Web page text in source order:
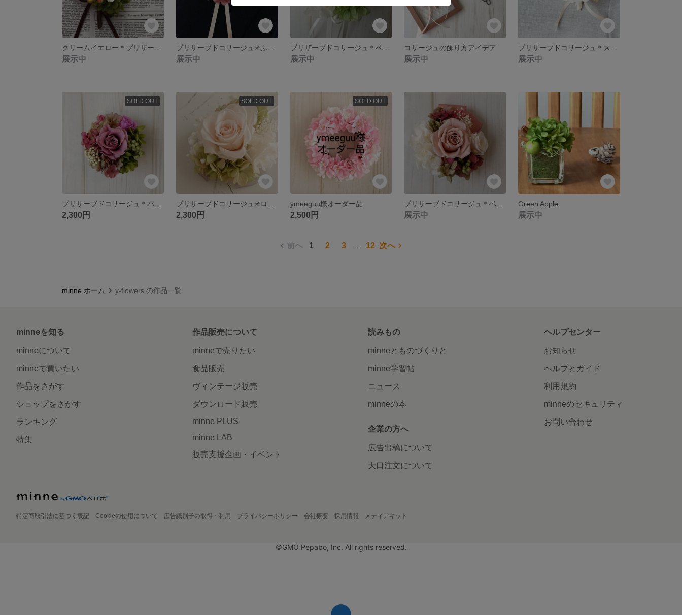
展示中 展示中
プリザーブドコサージュ＊ペールオレンジ
展示中
コサージュの飾り方アイデア
展示中 展示中
SOLD OUT
2,300円
SOLD OUT
2,300円
SOLD OUT
ymeeguu様オーダー品
2,500円 展示中
Green Apple
展示中
前へ 1 2 3 12 次へ
minne ホーム y-flowers の作品一覧
minneを知る
minneについて
minneで買いたい
作品をさがす
ショップをさがす
ランキング
特集
作品販売について
minneで売りたい
食品販売
ヴィンテージ販売
ダウンロード販売
minne PLUS
minne LAB
販売支援企画・イベント
読みもの
minneとものづくりと
minne学習帖
ニュース
minneの本
企業の方へ
広告出稿について
大口注文について
ヘルプセンター
お知らせ
ヘルプとガイド
利用規約
minneのセキュリティ
お問い合わせ
特定商取引法に基づく表記 Cookieの使用について 広告識別子の取得・利用 プライバシーポリシー 会社概要 採用情報 メディアキット
©GMO Pepabo, Inc. All rights reserved.